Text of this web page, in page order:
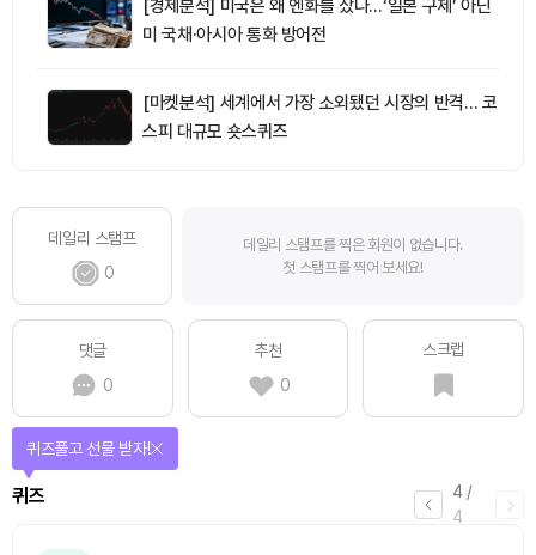
[경제분석] 미국은 왜 엔화를 샀나…‘일본 구제’ 아닌
미 국채·아시아 통화 방어전
[마켓분석] 세계에서 가장 소외됐던 시장의 반격… 코
스피 대규모 숏스퀴즈
데일리 스탬프
0
데일리 스탬프를 찍은 회원이 없습니다.
첫 스탬프를 찍어 보세요!
댓글
0
추천
0
스크랩
4 /
4
퀴즈
퀴즈풀고 선물 받자!